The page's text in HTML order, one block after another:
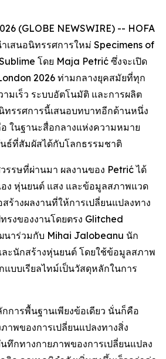
(GLOBE NEWSWIRE) -- HOFA
เสนอนิทรรศการใหม่ Specimens of
โดย Maja Petrić ซึ่งจะเปิด
2026 ท่ามกลางยุคสมัยที่ทุก
มเร็ว ระบบอัตโนมัติ และการผลิต
ทรรศการนี้เสนอบทบาทอีกด้านหนึ่ง
ในฐานะสื่อกลางแห่งความหมาย
ธ์ที่สัมผัสได้กับโลกธรรมชาติ
รรษที่ผ่านมา ผลงานของ Petrić ได้
ง หุ่นยนต์ แสง และข้อมูลสภาพแวด
ร้างผลงานที่ให้การเปลี่ยนแปลงทาง
รงของงานโดยตรง Glitched
นาร่วมกับ Mihai Jalobeanu นัก
ะนักสร้างหุ่นยนต์ โดยใช้ข้อมูลสภาพ
บบเรียลไทม์เป็นวัสดุหลักในการ
การพื้นฐานเพียงข้อเดียว นั่นก็คือ
าพของการเปลี่ยนแปลงทางสิ่ง
ทึกทางกายภาพของการเปลี่ยนแปลง